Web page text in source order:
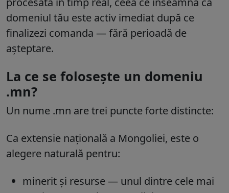
domeniul tău este activ imediat după ce
finalizezi comanda — fără perioadă de
așteptare.
La ce se folosește un domeniu
.mn?
Un nume .mn are trei puncte forte distincte:
Ca extensie națională a Mongoliei, este o
alegere naturală pentru:
minerit și resurse — unul dintre cele mai